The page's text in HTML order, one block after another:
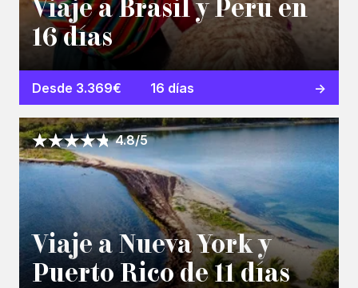
Viaje a Brasil y Perú en
16 días
Desde 3.369€ 16 días
4.8/5
Viaje a Nueva York y
Puerto Rico de 11 días